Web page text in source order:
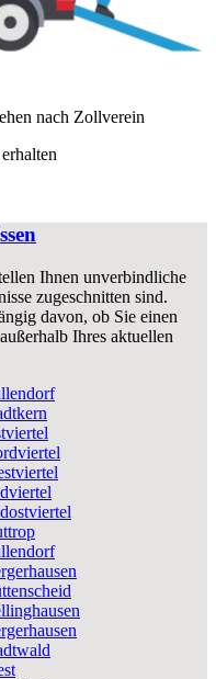
nach Zollverein
Ihnen unverbindliche
zugeschnitten sind.
davon, ob Sie einen
Ihres aktuellen